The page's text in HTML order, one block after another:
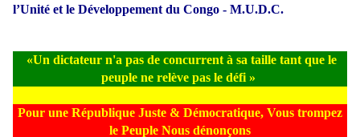
l’Unité et le Développement du Congo - M.U.D.C.
«Un dictateur n'a pas de concurrent à sa taille tant que le
peuple ne relève pas le défi »
Pour une République Juste & Démocratique, Vous trompez
le Peuple Nous dénonçons